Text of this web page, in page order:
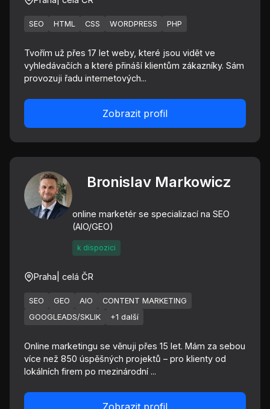
SEO HTML CSS WORDPRESS PHP
Tvořím už přes 17 let weby, které jsou vidět ve
vyhledávačích a které přináší klientům zákazníky. Sám
provozuji řadu internetových...
Zobrazit profil
Bronislav Markowicz
online marketér se specializací na SEO
(AIO/GEO)
k dispozici
Praha | celá ČR
SEO GEO AIO
CONTENT MARKETING
GOOGLEADS/SKLIK
+1 další
Online marketingu se věnuji přes 15 let. Mám za sebou
více než 850 úspěšných projektů – pro klienty od
lokálních firem po mezinárodní ...
Zobrazit profil